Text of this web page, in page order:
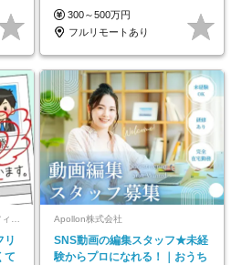
◆5年目まで必ず昇給
300～500万円
フルリモートあり
リ
て
Apollon株式会社
SNS動画の編集スタッフ★未経
験からプロになれる！｜おうち